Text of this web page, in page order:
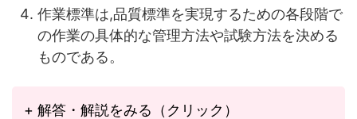
作業標準は,品質標準を実現するための各段階で
の作業の具体的な管理方法や試験方法を決める
ものである。
+ 解答・解説をみる（クリック）